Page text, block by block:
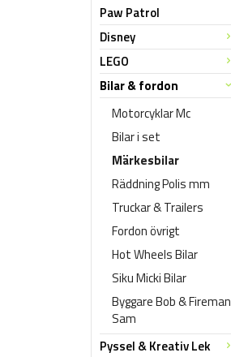
Paw Patrol
Disney
LEGO
Bilar & fordon
Motorcyklar Mc
Bilar i set
Märkesbilar
Räddning Polis mm
Truckar & Trailers
Fordon övrigt
Hot Wheels Bilar
Siku Micki Bilar
Byggare Bob & Fireman
Sam
Pyssel & Kreativ Lek